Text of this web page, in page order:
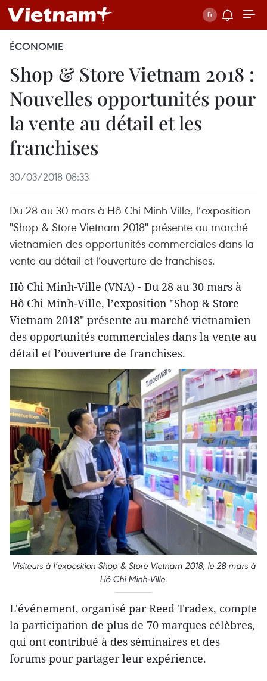
ÉCONOMIE
Shop & Store Vietnam 2018 :
Nouvelles opportunités pour
la vente au détail et les
franchises
30/03/2018 08:33
Du 28 au 30 mars à Hô Chi Minh-Ville, l’exposition
"Shop & Store Vietnam 2018" présente au marché
vietnamien des opportunités commerciales dans la
vente au détail et l’ouverture de franchises.
Hô Chi Minh-Ville (VNA) - Du 28 au 30 mars à
Hô Chi Minh-Ville, l’exposition "Shop & Store
Vietnam 2018" présente au marché vietnamien
des opportunités commerciales dans la vente au
détail et l’ouverture de franchises.
Visiteurs à l’exposition Shop & Store Vietnam 2018, le 28 mars à
Hô Chi Minh-Ville.
L'événement, organisé par Reed Tradex, compte
la participation de plus de 70 marques célèbres,
qui ont contribué à des séminaires et des
forums pour partager leur expérience.